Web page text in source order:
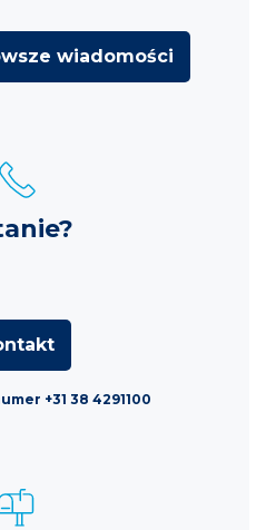
wiadomości
+31 38 4291100